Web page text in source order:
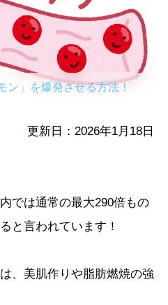
ン」を爆発させる方法！
更新日：2026年1月18日
では通常の最大290倍もの
と言われています！
、美肌作りや脂肪燃焼の強